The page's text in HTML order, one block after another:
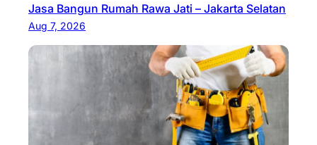
Jasa Bangun Rumah Rawa Jati – Jakarta Selatan
Aug 7, 2026